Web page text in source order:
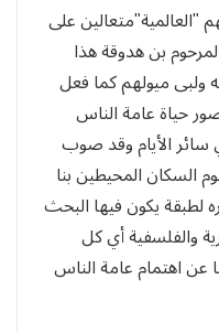
"العالمية"متعالين على
بن هدوقة هذا
ميولهم كما فعل
حياة عامة الناس
سائر الأيام وقد صوب
المحيطين بنا
لطبقة يكون فيها البحث
والفلسفية أي كل
عن اهتمام عامة الناس